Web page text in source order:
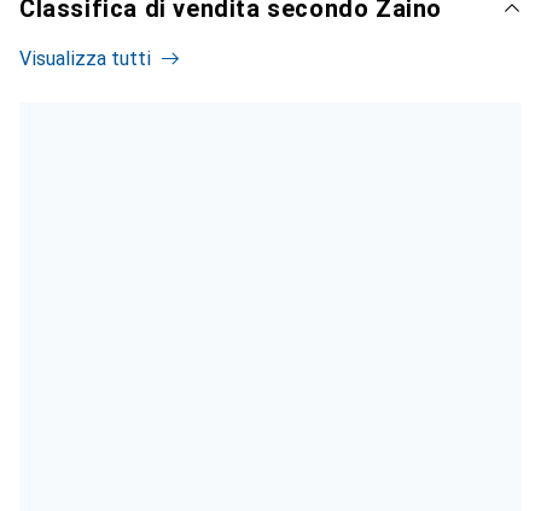
Classifica di vendita secondo Zaino
Visualizza tutti